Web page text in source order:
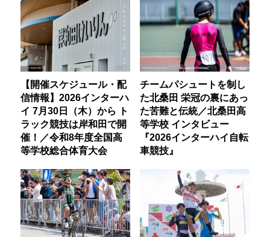
【開催スケジュール・配
信情報】2026インターハ
イ 7月30日（木）から ト
ラック競技は岸和田で開
催！／令和8年度全国高
等学校総合体育大会
チームパシュートを制し
た北桑田 栄冠の裏にあっ
た苦難と伝統／北桑田高
等学校 インタビュー
『2026インターハイ自転
車競技』